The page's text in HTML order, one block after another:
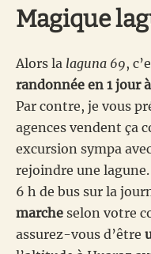
Magique
Alors la laguna 69,
randonnée en 1 jour
Par contre, je vous
agences vendent ça
excursion sympa
rejoindre une
6 h de bus sur la
marche selon votre
assurez-vous d’être